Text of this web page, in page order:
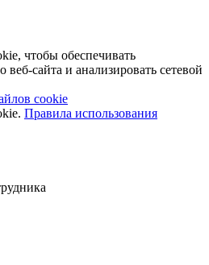
чтобы обеспечивать
сайта и анализировать сетевой
cookie
Правила использования